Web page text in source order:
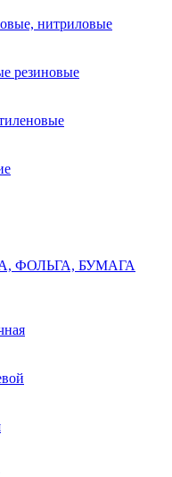
нитриловые
резиновые
ФОЛЬГА, БУМАГА